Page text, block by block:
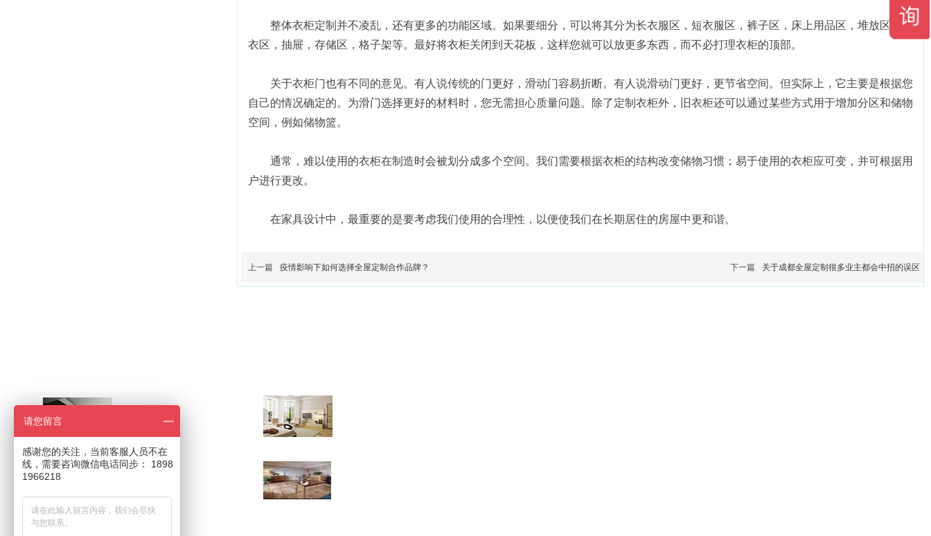
整体衣柜定制并不凌乱，还有更多的功能区域。如果要细分，可以将其分为长衣服区，短衣服区，裤子区，床上用品区，堆放区，内
衣区，抽屉，存储区，格子架等。最好将衣柜关闭到天花板，这样您就可以放更多东西，而不必打理衣柜的顶部。
关于衣柜门也有不同的意见。有人说传统的门更好，滑动门容易折断。有人说滑动门更好，更节省空间。但实际上，它主要是根据您
自己的情况确定的。为滑门选择更好的材料时，您无需担心质量问题。除了定制衣柜外，旧衣柜还可以通过某些方式用于增加分区和储物
空间，例如储物篮。
通常，难以使用的衣柜在制造时会被划分成多个空间。我们需要根据衣柜的结构改变储物习惯；易于使用的衣柜应可变，并可根据用
户进行更改。
在家具设计中，最重要的是要考虑我们使用的合理性，以便使我们在长期居住的房屋中更和谐。
上一篇 疫情影响下如何选择全屋定制合作品牌？ 下一篇 关于成都全屋定制很多业主都会中招的误区
色彩在家居中的应用
请您留言
感谢您的关注，当前客服人员不在
线，需要咨询微信电话同步： 1898
1966218